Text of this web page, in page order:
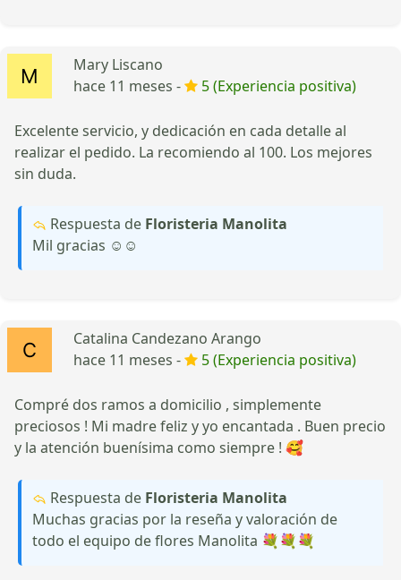
Mary Liscano
hace 11 meses -
5 (Experiencia positiva)
Excelente servicio, y dedicación en cada detalle al
realizar el pedido. La recomiendo al 100. Los mejores
sin duda.
Respuesta de Floristeria Manolita
Mil gracias ☺️☺️
Catalina Candezano Arango
hace 11 meses -
5 (Experiencia positiva)
Compré dos ramos a domicilio , simplemente
preciosos ! Mi madre feliz y yo encantada . Buen precio
y la atención buenísima como siempre ! 🥰
Respuesta de Floristeria Manolita
Muchas gracias por la reseña y valoración de
todo el equipo de flores Manolita 💐💐💐